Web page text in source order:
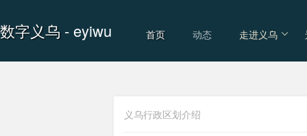
数字义乌 - eyiwu 首页 动态 走进义乌
义乌行政区划介绍